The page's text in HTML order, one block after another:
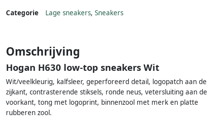
Categorie Lage sneakers, Sneakers
Omschrijving
Hogan H630 low-top sneakers Wit
Wit/veelkleurig, kalfsleer, geperforeerd detail, logopatch aan de
zijkant, contrasterende stiksels, ronde neus, vetersluiting aan de
voorkant, tong met logoprint, binnenzool met merk en platte
rubberen zool.